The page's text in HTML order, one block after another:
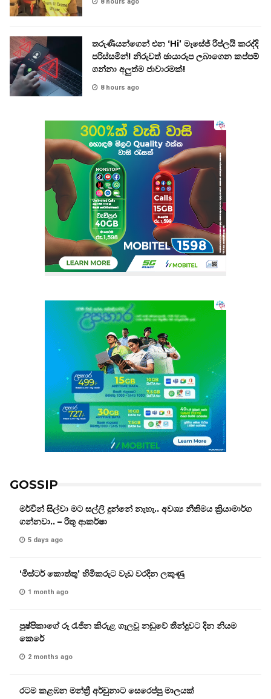
තරුණියන්ගෙන් එන ‘Hi’ මැසේජ් රිප්ලයි කරද්දි
පරිස්සමින්! නිරුවත් ඡායාරූප ලබාගෙන කප්පම්
ගන්නා අලුත්ම ජාවාරමක්!
8 hours ago
GOSSIP
මර්වින් සිල්වා මට සල්ලි දුන්නේ නැහැ.. අවශ්‍ය නීතිමය ක්‍රියාමාර්ග
ගන්නවා.. – රිතූ ආකර්ෂා
5 days ago
‘මිස්ටර් කොත්තු’ හිමිකරුට වැඩ වරදින ලකුණු
1 month ago
පුෂ්පිකාගේ රූ රැජින කිරුළ ගැලවූ නඩුවේ තීන්දුවට දින නියම
කෙරේ
2 months ago
රටම කළඹන මන්ත්‍රී අර්චුනාට සෙරෙප්පු මාලයක්